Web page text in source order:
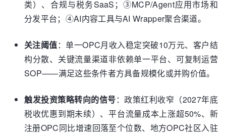
类）、合规与税务SaaS；③MCP/Agent应用市场和
分发平台；④AI内容工具与AI Wrapper聚合渠道。
关注阈值：单一OPC月收入稳定突破10万元、客户结
构分散、关键流量渠道非依赖单一平台、可复制运营
SOP——满足这些条件者方具备规模化或并购价值。
触发投资策略转向的信号：政策红利收窄（2027年底
税收优惠到期未续）、平台流量成本上涨超50%、新
注册OPC同比增速回落至个位数、地方OPC社区入驻